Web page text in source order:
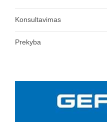
Konsultavimas
Prekyba